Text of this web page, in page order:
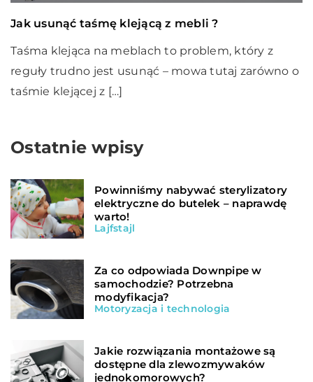
Jak usunąć taśmę klejącą z mebli ?
Taśma klejąca na meblach to problem, który z
reguły trudno jest usunąć – mowa tutaj zarówno o
taśmie klejącej z […]
Ostatnie wpisy
Powinniśmy nabywać sterylizatory
elektryczne do butelek – naprawdę
warto!
Lajfstajl
Za co odpowiada Downpipe w
samochodzie? Potrzebna
modyfikacja?
Motoryzacja i technologia
Jakie rozwiązania montażowe są
dostępne dla zlewozmywaków
jednokomorowych?